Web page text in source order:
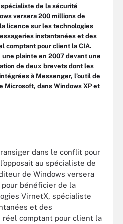
spécialiste de la sécurité
versera 200 millions de
licence sur les technologies
instantanées et des
comptant pour client la CIA.
plainte en 2007 devant une
de deux brevets dont les
à Messenger, l’outil de
Microsoft, dans Windows XP et
dans le conflit pour
au spécialiste de
de Windows versera
bénéficier de la
VirnetX, spécialiste
et des
réel comptant pour client la